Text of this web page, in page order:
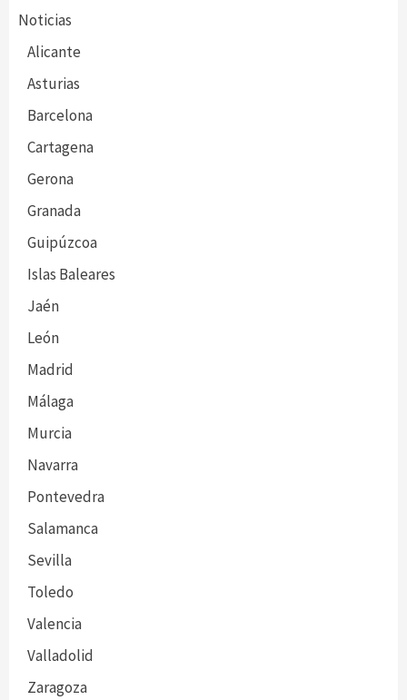
Noticias
Alicante
Asturias
Barcelona
Cartagena
Gerona
Granada
Guipúzcoa
Islas Baleares
Jaén
León
Madrid
Málaga
Murcia
Navarra
Pontevedra
Salamanca
Sevilla
Toledo
Valencia
Valladolid
Zaragoza